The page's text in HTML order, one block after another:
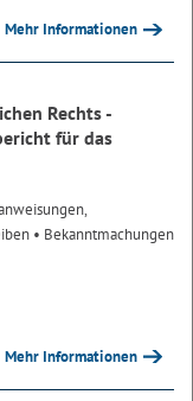
Mehr Informationen
Rechts -
für das
• Bekanntmachungen
Mehr Informationen